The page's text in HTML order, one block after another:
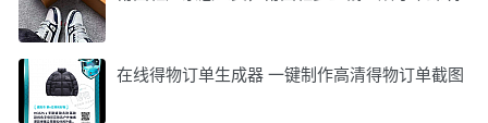
在线得物订单生成器 一键制作高清得物订单截图